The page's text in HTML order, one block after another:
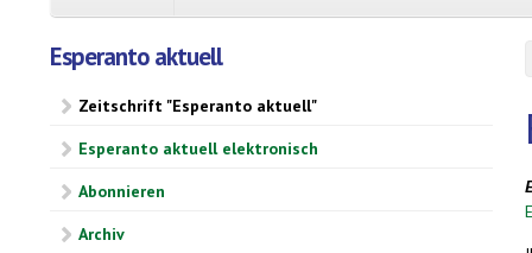
Esperanto aktuell
Zeitschrift "Esperanto aktuell"
Esperanto aktuell elektronisch
Abonnieren
Archiv